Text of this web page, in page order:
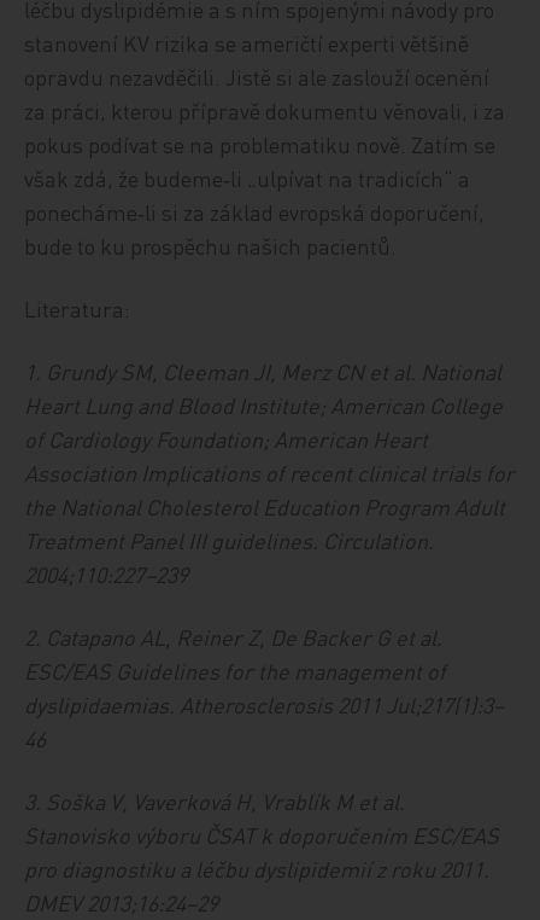
léčbu dyslipidémie a s ním spojenými návody pro
stanovení KV rizika se američtí experti většině
opravdu nezavděčili. Jistě si ale zaslouží ocenění
za práci, kterou přípravě dokumentu věnovali, i za
pokus podívat se na problematiku nově. Zatím se
však zdá, že budeme‑li „ulpívat na tradicích“ a
ponecháme‑li si za základ evropská doporučení,
bude to ku prospěchu našich pacientů.
Literatura:
1. Grundy SM, Cleeman JI, Merz CN et al. National
Heart Lung and Blood Institute; American College
of Cardiology Foundation; American Heart
Association Implications of recent clinical trials for
the National Cholesterol Education Program Adult
Treatment Panel III guidelines. Circulation.
2004;110:227–239
2. Catapano AL, Reiner Z, De Backer G et al.
ESC/EAS Guidelines for the management of
dyslipidaemias. Atherosclerosis 2011 Jul;217(1):3–
46
3. Soška V, Vaverková H, Vrablík M et al.
Stanovisko výboru ČSAT k doporučením ESC/EAS
pro diagnostiku a léčbu dyslipidemií z roku 2011.
DMEV 2013;16:24–29